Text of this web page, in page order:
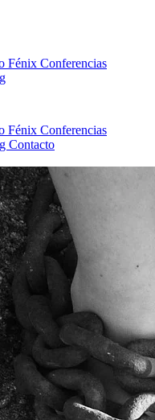
Fénix Conferencias
Fénix Conferencias
Contacto